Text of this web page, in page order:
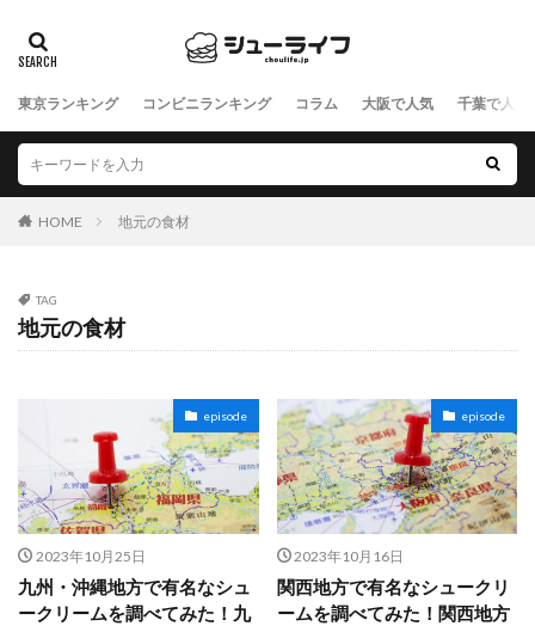
東京ランキング コンビニランキング コラム 大阪で人気 千葉で人気
HOME 地元の食材
TAG
地元の食材
episode
2023年10月25日
九州・沖縄地方で有名なシュ
ークリームを調べてみた！九
episode
2023年10月16日
関西地方で有名なシュークリ
ームを調べてみた！関西地方